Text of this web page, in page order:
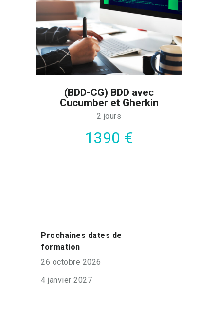
(BDD-CG) BDD avec
Cucumber et Gherkin
2 jours
1390 €
Prochaines dates de
formation
26 octobre 2026
4 janvier 2027